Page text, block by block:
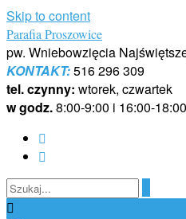
Skip to content
Parafia Proszowice
pw. Wniebowzięcia
KONTAKT:516 296 309
tel. czynny: wtorek, czwartek
w godz.8:00-9:00 i 16:00-18:00